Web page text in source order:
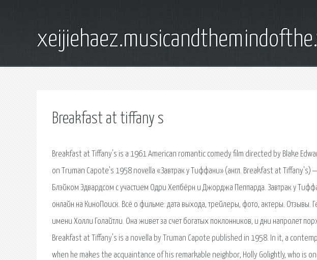
Breakfast at tiffany s
Breakfast at Tiffany's is a 1961 American romantic comedy film directed by Blake
on Truman Capote's 1958 novella «Завтрак у Тиффани» (англ. Breakfast at Tiffany's)
Блэйком Эдвардсом с участием Одри Хепбёрн и Джорджа Пеппарда. Завтрак у
онлайн на КиноПоиск. Всё о фильме: дата выхода, трейлеры, фото, актеры. Отзывы.
имени Холли Голайтли. Она живет за счет богатых поклонников, и дни напролет
Breakfast at Tiffany's is a novella by Truman Capote published in 1958. In it, a
when he makes the acquaintance of his remarkable neighbor, Holly Golightly, who is